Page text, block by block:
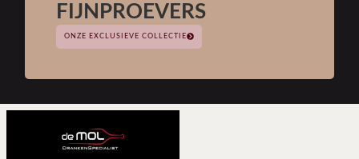
FIJNPROEVERS
ONZE EXCLUSIEVE COLLECTIE